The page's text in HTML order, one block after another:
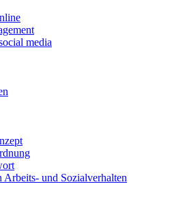
media
Arbeits- und Sozialverhalten